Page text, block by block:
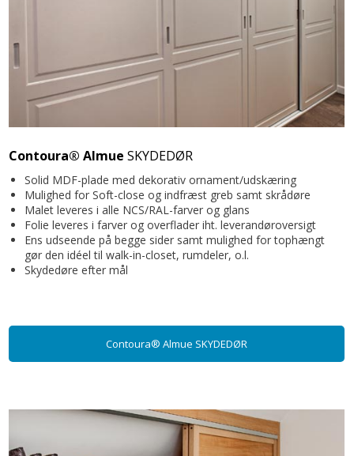
Contoura® Almue SKYDEDØR
Solid MDF-plade med dekorativ ornament/udskæring
Mulighed for Soft-close og indfræst greb samt skrådøre
Malet leveres i alle NCS/RAL-farver og glans
Folie leveres i farver og overflader iht. leverandøroversigt
Ens udseende på begge sider samt mulighed for tophængt
gør den idéel til walk-in-closet, rumdeler, o.l.
Skydedøre efter mål
Contoura® Almue SKYDEDØR